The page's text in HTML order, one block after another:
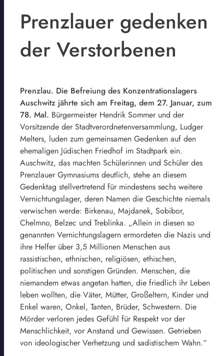
Prenzlauer gedenken
der Verstorbenen
Prenzlau. Die Befreiung des Konzentrationslagers
Auschwitz jährte sich am Freitag, dem 27. Januar, zum
78. Mal. Bürgermeister Hendrik Sommer und der
Vorsitzende der Stadtverordnetenversammlung, Ludger
Melters, luden zum gemeinsamen Gedenken auf den
ehemaligen Jüdischen Friedhof im Stadtpark ein.
Auschwitz, das machten Schülerinnen und Schüler des
Prenzlauer Gymnasiums deutlich, stehe an diesem
Gedenktag stellvertretend für mindestens sechs weitere
Vernichtungslager, deren Namen die Geschichte niemals
verwischen werde: Birkenau, Majdanek, Sobibor,
Chelmno, Belzec und Treblinka. „Allein in diesen so
genannten Vernichtungslagern ermordeten die Nazis und
ihre Helfer über 3,5 Millionen Menschen aus
rassistischen, ethnischen, religiösen, ethischen,
politischen und sonstigen Gründen. Menschen, die
niemandem etwas angetan hatten, die friedlich ihr Leben
leben wollten, die Väter, Mütter, Großeltern, Kinder und
Enkel waren, Onkel, Tanten, Brüder, Schwestern. Die
Mörder verloren jedes Gefühl für Respekt vor der
Menschlichkeit, vor Anstand und Gewissen. Getrieben
von ideologischer Verhetzung und sadistischem Wahn.“